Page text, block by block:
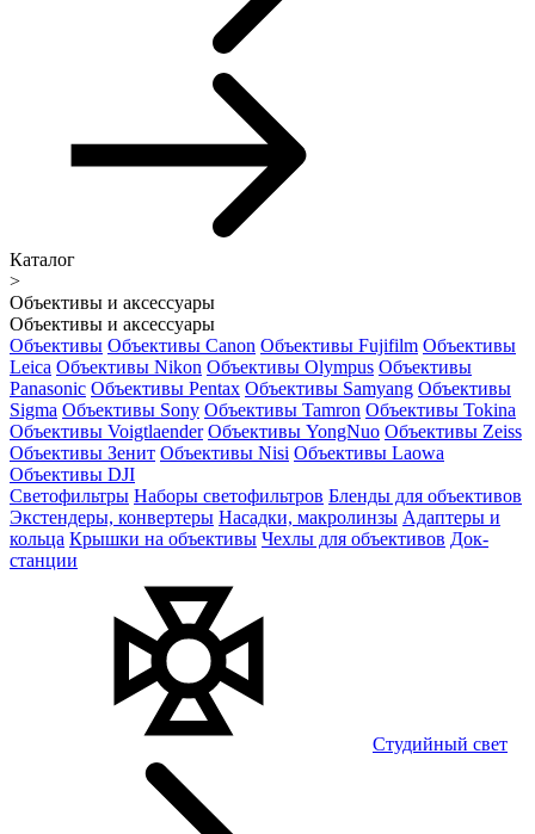
Каталог
>
Объективы и аксессуары
Объективы и аксессуары
Объективы Объективы Canon Объективы Fujifilm Объективы
Leica Объективы Nikon Объективы Olympus Объективы
Panasonic Объективы Pentax Объективы Samyang Объективы
Sigma Объективы Sony Объективы Tamron Объективы Tokina
Объективы Voigtlaender Объективы YongNuo Объективы Zeiss
Объективы Зенит Объективы Nisi Объективы Laowa
Объективы DJI
Светофильтры Наборы светофильтров Бленды для объективов
Экстендеры, конвертеры Насадки, макролинзы Адаптеры и
кольца Крышки на объективы Чехлы для объективов Док-
станции
Студийный свет